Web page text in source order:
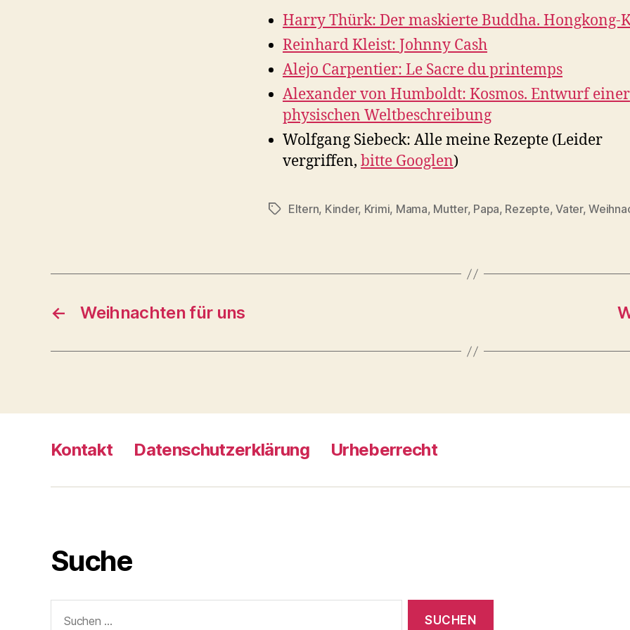
a
Harry Thürk: Der maskierte Buddha. Hongkong-
ReinhardKleist: Johnny Cash
Alejo Carpentier: Le Sacre du printemps
Alexander von Humboldt: Kosmos. Entwurf einer
physischen Weltbeschreibung
Wolfgang Siebeck: Alle meine Rezepte (Leider
vergriffen, bitte Googlen)
Schlagwörter
Eltern, Kinder, Krimi, Mama, Mutter, Papa, Rezepte,Vater,
← Weihnachten für uns
Kontakt Datenschutzerklärung Urheberrecht
Suche
nach: